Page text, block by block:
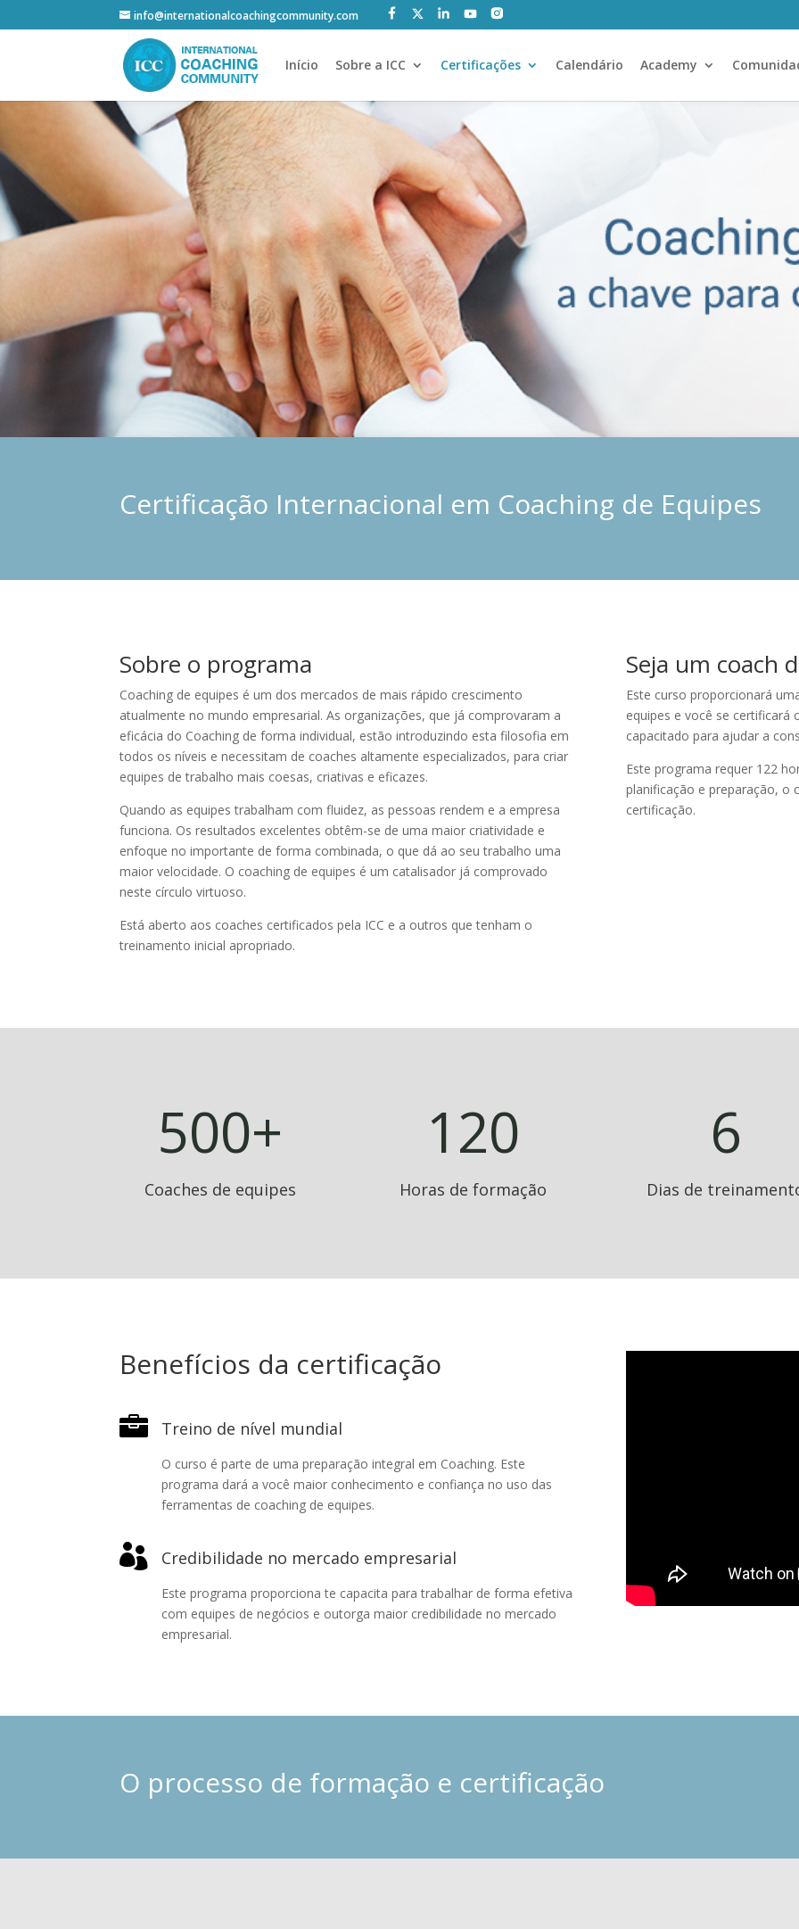
info@internationalcoachingcommunity.com
Início Sobre a ICC Certificações Calendário Academy
Certificação Internacional em Coaching de Equipes
Sobre o programa
Coaching de equipes é um dos mercados de mais rápido crescimento
atualmente no mundo empresarial. As organizações, que já comprovaram a
eficácia do Coaching de forma individual, estão introduzindo esta filosofia em
todos os níveis e necessitam de coaches altamente especializados, para criar
equipes de trabalho mais coesas, criativas e eficazes.
Quando as equipes trabalham com fluidez, as pessoas rendem e a empresa
funciona. Os resultados excelentes obtêm-se de uma maior criatividade e
enfoque no importante de forma combinada, o que dá ao seu trabalho uma
maior velocidade. O coaching de equipes é um catalisador já comprovado
neste círculo virtuoso.
Está aberto aos coaches certificados pela ICC e a outros que tenham o
treinamento inicial apropriado.
Seja um coach
Este curso proporcionará
equipes e você se certificará
capacitado para ajudar a
Este programa requer 122
planificação e preparação, o
certificação.
500+
Coaches de equipes
120
Horas de formação
6
Dias de
Benefícios da certificação
 Treino de nível mundial
O curso é parte de uma preparação integral em Coaching. Este
programa dará a você maior conhecimento e confiança no uso das
ferramentas de coaching de equipes.
 Credibilidade no mercado empresarial
Este programa proporciona te capacita para trabalhar de forma efetiva
com equipes de negócios e outorga maior credibilidade no mercado
empresarial.
O processo de formação e certificação